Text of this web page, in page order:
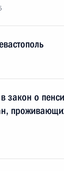
закон о